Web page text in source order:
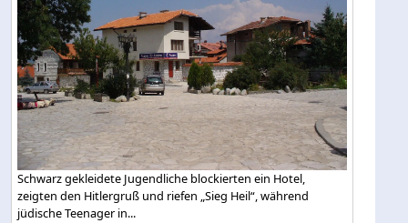
Schwarz gekleidete Jugendliche blockierten ein Hotel,
zeigten den Hitlergruß und riefen „Sieg Heil“, während
jüdische Teenager in...